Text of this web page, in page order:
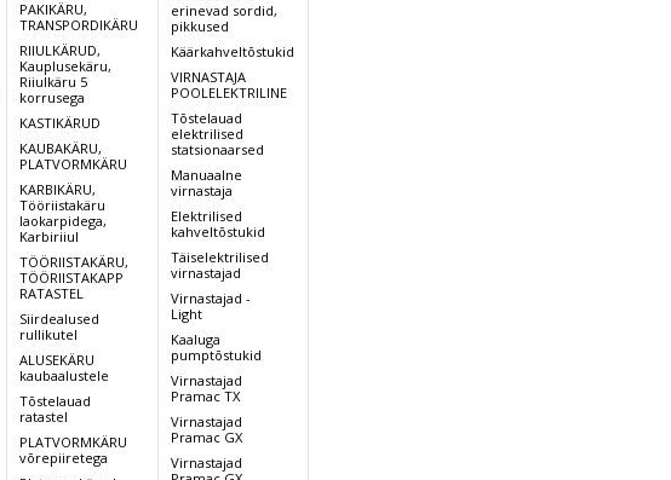
1200 1200
3500 3800
2116 2116
2250 2427
850/1715 850/1715 850/1715
2 Kumm/1
Polüuretaan
2 Kumm/1
Polüuretaan
2 Kumm/1
Polüuretaan
PAKIKÄRU,
TRANSPORDIKÄRU
RIIULKÄRUD,
Kauplusekäru,
Riiulkäru 5
korrusega
KASTIKÄRUD
KAUBAKÄRU,
PLATVORMKÄRU
KARBIKÄRU,
Tööriistakäru
laokarpidega,
Karbiriiul
TÖÖRIISTAKÄRU,
TÖÖRIISTAKAPP
RATASTEL
Siirdealused
rullikutel
ALUSEKÄRU
kaubaalustele
Tõstelauad
ratastel
PLATVORMKÄRU
võrepiiretega
erinevad sordid,
pikkused
Käärkahveltõstukid
VIRNASTAJA
POOLELEKTRILINE
Tõstelauad
elektrilised
statsionaarsed
Manuaalne
virnastaja
Elektrilised
kahveltõstukid
Täiselektrilised
virnastajad
Virnastajad -
Light
Kaaluga
pumptõstukid
Virnastajad
Pramac TX
Virnastajad
Pramac GX
Virnastajad